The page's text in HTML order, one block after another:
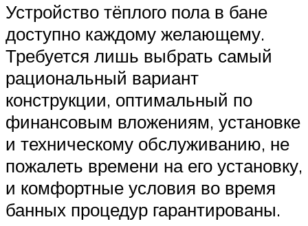
Устройство тёплого пола в бане
доступно каждому желающему.
Требуется лишь выбрать самый
рациональный вариант
конструкции, оптимальный по
финансовым вложениям, установке
и техническому обслуживанию, не
пожалеть времени на его установку,
и комфортные условия во время
банных процедур гарантированы.